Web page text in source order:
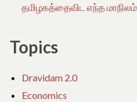
தமிழகத்தைவிட எந்த
Topics
Dravidam 2.0
Economics